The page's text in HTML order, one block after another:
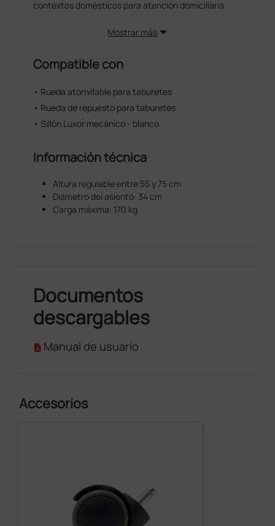
contextos domésticos para atención domiciliaria.
Mostrar más
Compatible con
• Rueda atornillable para taburetes
• Rueda de repuesto para taburetes
• Sillón Luxor mecánico - blanco
Información técnica
Altura regulable entre 55 y 75 cm
Diámetro del asiento: 34 cm
Carga máxima: 170 kg
Documentos
descargables
Manual de usuario
Accesorios